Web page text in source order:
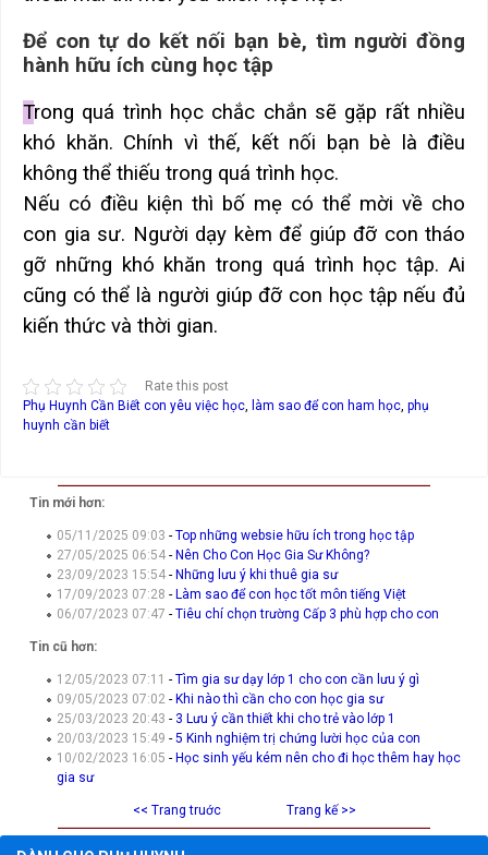
Để con tự do kết nối bạn bè, tìm người đồng
hành hữu ích cùng học tập
Trong quá trình học chắc chắn sẽ gặp rất nhiều
khó khăn. Chính vì thế, kết nối bạn bè là điều
không thể thiếu trong quá trình học.
Nếu có điều kiện thì bố mẹ có thể mời về cho
con gia sư. Người dạy kèm để giúp đỡ con tháo
gỡ những khó khăn trong quá trình học tập. Ai
cũng có thể là người giúp đỡ con học tập nếu đủ
kiến thức và thời gian.
Rate this post
Phụ Huynh Cần Biết con yêu việc học, làm sao để con ham học, phụ
huynh cần biết
Tin mới hơn:
05/11/2025 09:03-Top những websie hữu ích trong học tập
27/05/2025 06:54- Nên Cho Con Học Gia Sư Không?
23/09/2023 15:54- Những lưu ý khi thuê gia sư
17/09/2023 07:28- Làm sao để con học tốt môn tiếng Việt
06/07/2023 07:47-Tiêu chí chọn trường Cấp 3 phù hợp cho con
Tin cũ hơn:
12/05/2023 07:11-Tìm gia sư dạy lớp 1 cho con cần lưu ý gì
09/05/2023 07:02- Khi nào thì cần cho con học gia sư
25/03/2023 20:43- 3 Lưu ý cần thiết khi cho trẻ vào lớp 1
20/03/2023 15:49-5 Kinh nghiệm trị chứng lười học của con
10/02/2023 16:05- Học sinh yếu kém nên cho đi học thêm hay học
gia sư
<< Trang truớc Trang kế >>